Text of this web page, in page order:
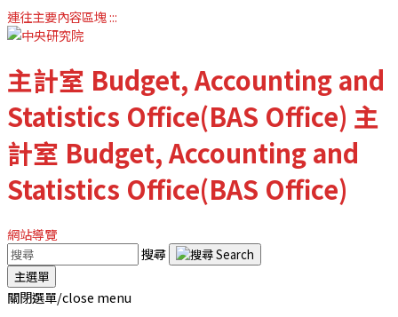
連往主要內容區塊:::
主計室 Budget, Accounting and
Statistics Office(BAS Office) 主
計室 Budget, Accounting and
Statistics Office(BAS Office)
網站導覽
搜尋
主選單
關閉選單/close menu